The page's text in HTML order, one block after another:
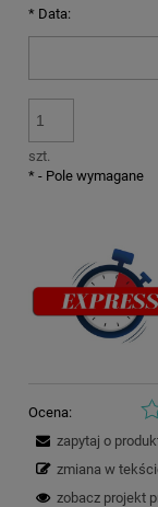
* Data:
szt.
* - Pole wymagane
Ocena:
zapytaj o
zmiana w
zobacz projekt